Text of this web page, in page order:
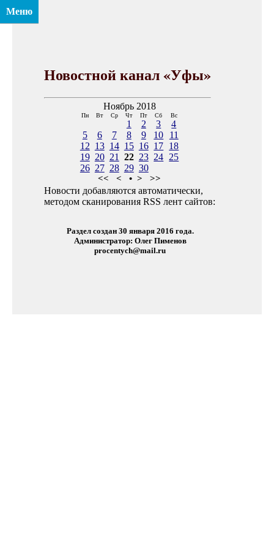
Меню
Новостной канал «Уфы»
Ноябрь 2018
Пн Вт Ср Чт Пт Сб Вс
1 2 3
4
5
6 7 8 9 10
11
12 13 14 15 16 17 18
19 20 21 22 23 24 25
26 27 28 29 30
<< < • > >>
Новости добавляются автоматически,
методом сканирования RSS лент сайтов:
Раздел создан 30 января 2016 года.
Администратор: Олег Пименов
procentych@mail.ru